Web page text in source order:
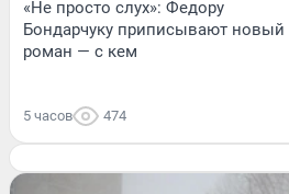
«Не просто слух»: Федору
Бондарчуку приписывают новый
роман — с кем
5 часов 474